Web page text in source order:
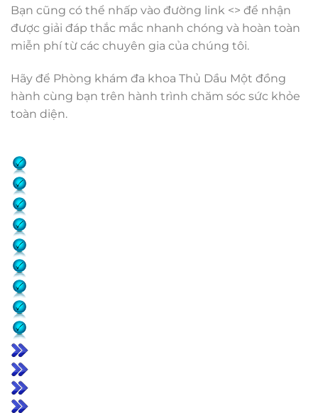
Bạn cũng có thể nhấp vào đường link <> để nhận
được giải đáp thắc mắc nhanh chóng và hoàn toàn
miễn phí từ các chuyên gia của chúng tôi.
Hãy để Phòng khám đa khoa Thủ Dầu Một đồng
hành cùng bạn trên hành trình chăm sóc sức khỏe
toàn diện.